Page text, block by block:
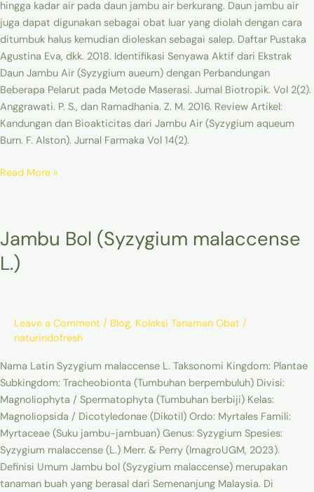
hingga kadar air pada daun jambu air berkurang. Daun jambu air
juga dapat digunakan sebagai obat luar yang diolah dengan cara
ditumbuk halus kemudian dioleskan sebagai salep. Daftar Pustaka
Agustina Eva, dkk. 2018. Identifikasi Senyawa Aktif dari Ekstrak
Daun Jambu Air (Syzygium aueum) dengan Perbandungan
Beberapa Pelarut pada Metode Maserasi. Jurnal Biotropik. Vol 2(2).
Anggrawati. P. S., dan Ramadhania. Z. M. 2016. Review Artikel:
Kandungan dan Bioakticitas dari Jambu Air (Syzygium aqueum
Burn. F. Alston). Jurnal Farmaka Vol 14(2).
Read More »
Jambu Bol (Syzygium malaccense
L.)
Leave a Comment / Blog, Koleksi Tanaman Obat /
naturindofresh
Nama Latin Syzygium malaccense L. Taksonomi Kingdom: Plantae
Subkingdom: Tracheobionta (Tumbuhan berpembuluh) Divisi:
Magnoliophyta / Spermatophyta (Tumbuhan berbiji) Kelas:
Magnoliopsida / Dicotyledonae (Dikotil) Ordo: Myrtales Famili:
Myrtaceae (Suku jambu-jambuan) Genus: Syzygium Spesies:
Syzygium malaccense (L.) Merr. & Perry (ImagroUGM, 2023).
Definisi Umum Jambu bol (Syzygium malaccense) merupakan
tanaman buah yang berasal dari Semenanjung Malaysia. Di
Bol
(Syzygium
malaccense